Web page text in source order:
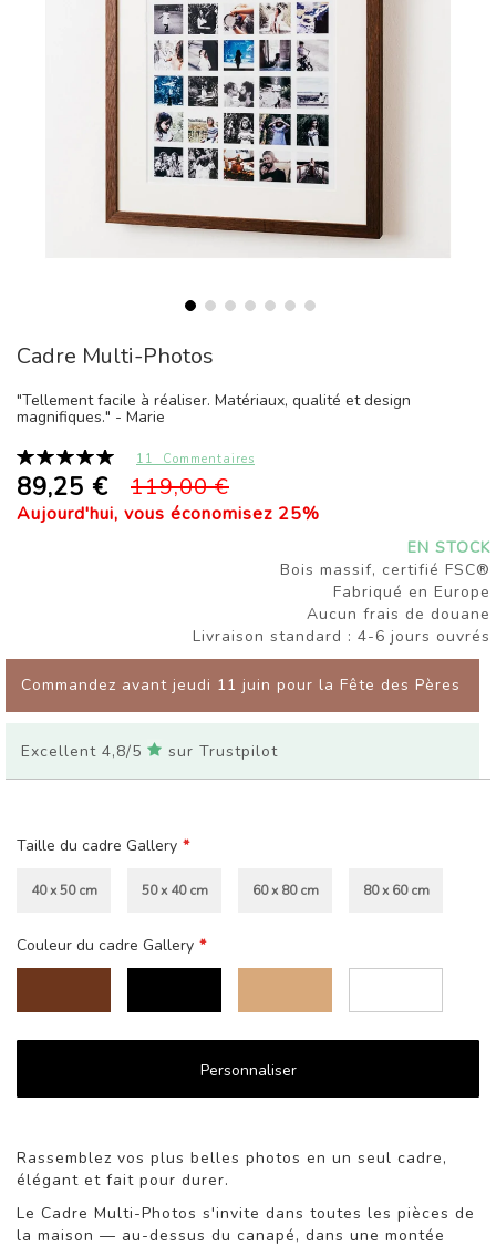
au
de
la
d’images
Cadre Multi-Photos
"Tellement facile à réaliser. Matériaux, qualité et design
magnifiques." - Marie
Notation:
100%
11 Commentaires
89,25 € 119,00 €
Aujourd'hui, vous économisez 25%
EN STOCK
Bois massif, certifié FSC®
Fabriqué en Europe
Aucun frais de douane
Livraison standard : 4-6 jours ouvrés
Commandez avant jeudi 11 juin pour la Fête des Pères
Excellent 4,8/5 sur Trustpilot
Taille du cadre Gallery
40 x 50 cm 50 x 40 cm 60 x 80 cm 80 x 60 cm
Couleur du cadre Gallery
Personnaliser
Rassemblez vos plus belles photos en un seul cadre,
élégant et fait pour durer.
Le Cadre Multi-Photos s'invite dans toutes les pièces de
la maison — au-dessus du canapé, dans une montée